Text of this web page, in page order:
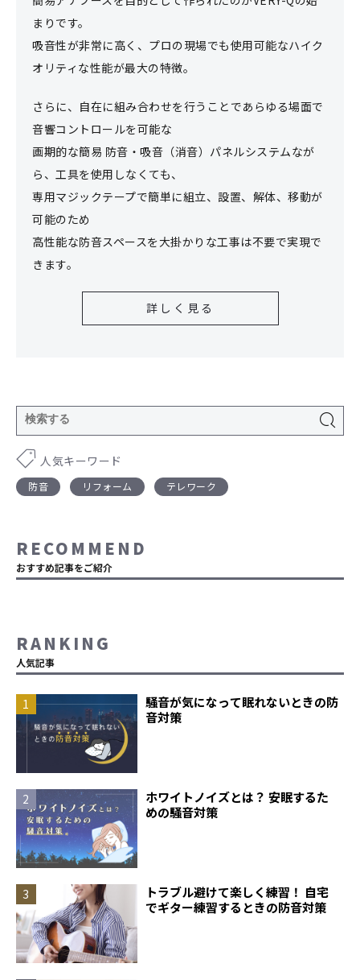
まりです。
吸音性が非常に高く、プロの現場でも使用可能なハイク
オリティな性能が最大の特徴。
さらに、自在に組み合わせを行うことであらゆる場面で
音響コントロールを可能な
画期的な簡易 防音・吸音（消音）パネルシステムなが
ら、工具を使用しなくても、
専用マジックテープで簡単に組立、設置、解体、移動が
可能のため
高性能な防音スペースを大掛かりな工事は不要で実現で
きます。
詳しく見る
人気キーワード
防音 リフォーム テレワーク
RECOMMEND
おすすめ記事をご紹介
RANKING
人気記事
騒音が気になって眠れないときの防
音対策
ホワイトノイズとは？ 安眠するた
めの騒音対策
トラブル避けて楽しく練習！ 自宅
でギター練習するときの防音対策